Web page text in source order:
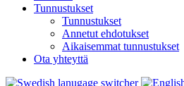
Tunnustukset
Tunnustukset
Annetut ehdotukset
Aikaisemmat tunnustukset
Ota yhteyttä